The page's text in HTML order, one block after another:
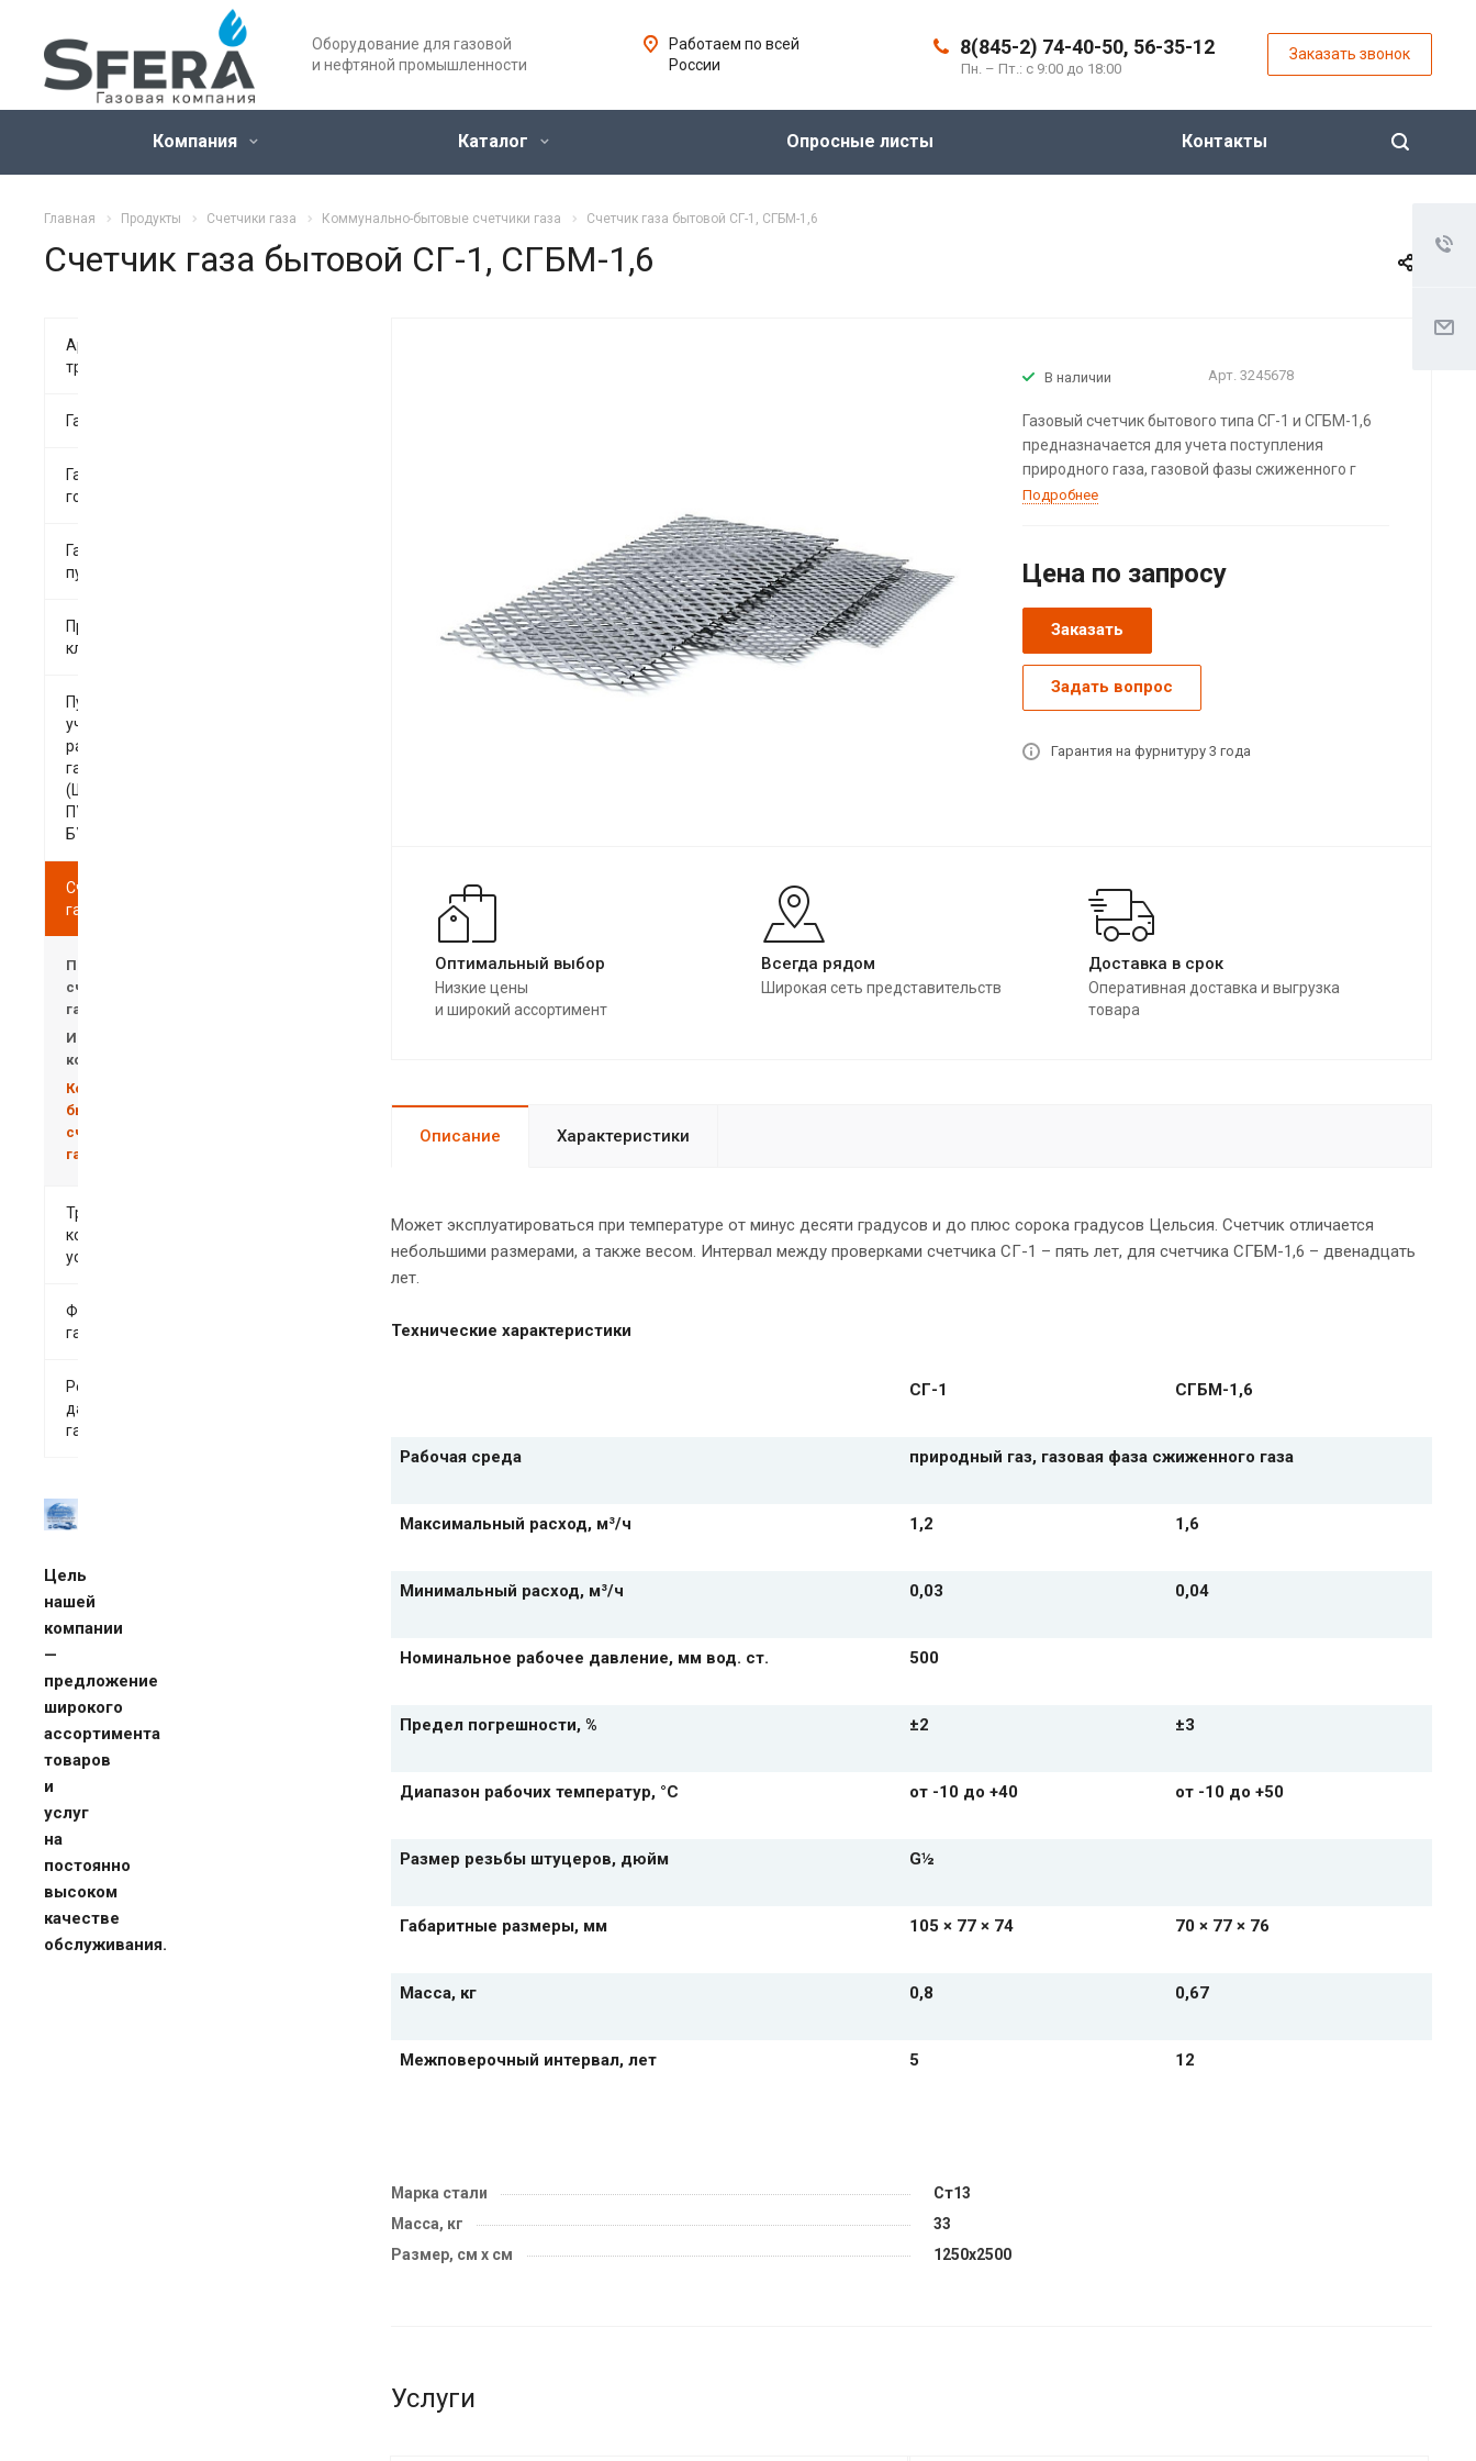
Оборудование для газовой
и нефтяной промышленности
8(845-2) 74-40-50, 56-35-12
Пн. – Пт.: с 9:00 до 18:00
Заказать звонок
Работаем по всей
России
Компания Каталог Опросные листы Контакты
Главная Продукты Счетчики газа Коммунально-бытовые счетчики газа Счетчик газа бытовой СГ-1, СГБМ-1,6
Счетчик газа бытовой СГ-1, СГБМ-1,6
В наличии Арт. 3245678
Газовый счетчик бытового типа СГ-1 и СГБМ-1,6
предназначается для учета поступления
природного газа, газовой фазы сжиженного г
Подробнее
Цена по запросу
Заказать
Задать вопрос
Гарантия на фурнитуру 3 года
Оптимальный выбор
Низкие цены
и широкий ассортимент
Всегда рядом
Широкая сеть представительств
Доставка в срок
Оперативная доставка и выгрузка
товара
Описание Характеристики
Может эксплуатироваться при температуре от минус десяти градусов и до плюс сорока градусов Цельсия. Счетчик отличается
небольшими размерами, а также весом. Интервал между проверками счетчика СГ-1 – пять лет, для счетчика СГБМ-1,6 – двенадцать
лет.
Технические характеристики
СГ-1 СГБМ-1,6
Рабочая среда природный газ, газовая фаза сжиженного газа
Максимальный расход, м³/ч 1,2 1,6
Минимальный расход, м³/ч 0,03 0,04
Номинальное рабочее давление, мм вод. ст. 500
Предел погрешности, % ±2 ±3
Диапазон рабочих температур, °С от -10 до +40 от -10 до +50
Размер резьбы штуцеров, дюйм G½
Габаритные размеры, мм 105 × 77 × 74 70 × 77 × 76
Масса, кг 0,8 0,67
Межповерочный интервал, лет 5 12
Марка стали
Ст13
Масса, кг
33
Размер, см х см
1250х2500
Услуги
Арматура
трубопроводная
Газоанализаторы
Газовые
горелки
Газорегуляторные
пункты
Предохранительные
клапаны
Пункты
учета
расхода
газа
(ШУУРГ,
ПУРГ,
БУРГ)
Счетчики
газа
Промышленные
счетчики
газа
Измерительные
комплексы
Коммунально-
бытовые
счетчики
газа
Транспортабельные
котельные
установки
Фильтры
газовые
Регуляторы
давления
газа
Цель
нашей
компании
—
предложение
широкого
ассортимента
товаров
и
услуг
на
постоянно
высоком
качестве
обслуживания.